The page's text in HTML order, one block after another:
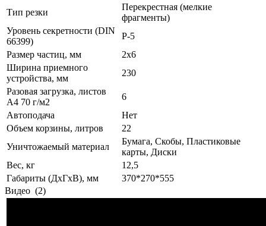
Тип резки
Перекрестная (мелкие
фрагменты)
Уровень секретности (DIN
66399)
Р-5
Размер частиц, мм
2х6
Ширина приемного
устройства, мм
230
Разовая загрузка, листов
А4 70 г/м2
6
Автоподача
Нет
Объем корзины, литров
22
Уничтожаемый материал
Бумага, Скобы, Пластиковые
карты, Диски
Вес, кг
12,5
Габариты (ДхГхВ), мм
370*270*555
Видео (2)